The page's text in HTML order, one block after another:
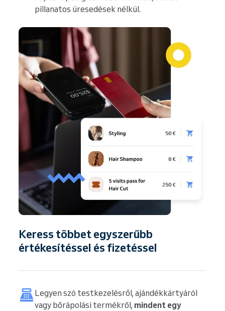
pillanatos üresedések nélkül.
Keress többet egyszerűbb
értékesítéssel és fizetéssel
Legyen szó testkezelésről, ajándékkártyáról
vagy bőrápolási termékről, mindent egy